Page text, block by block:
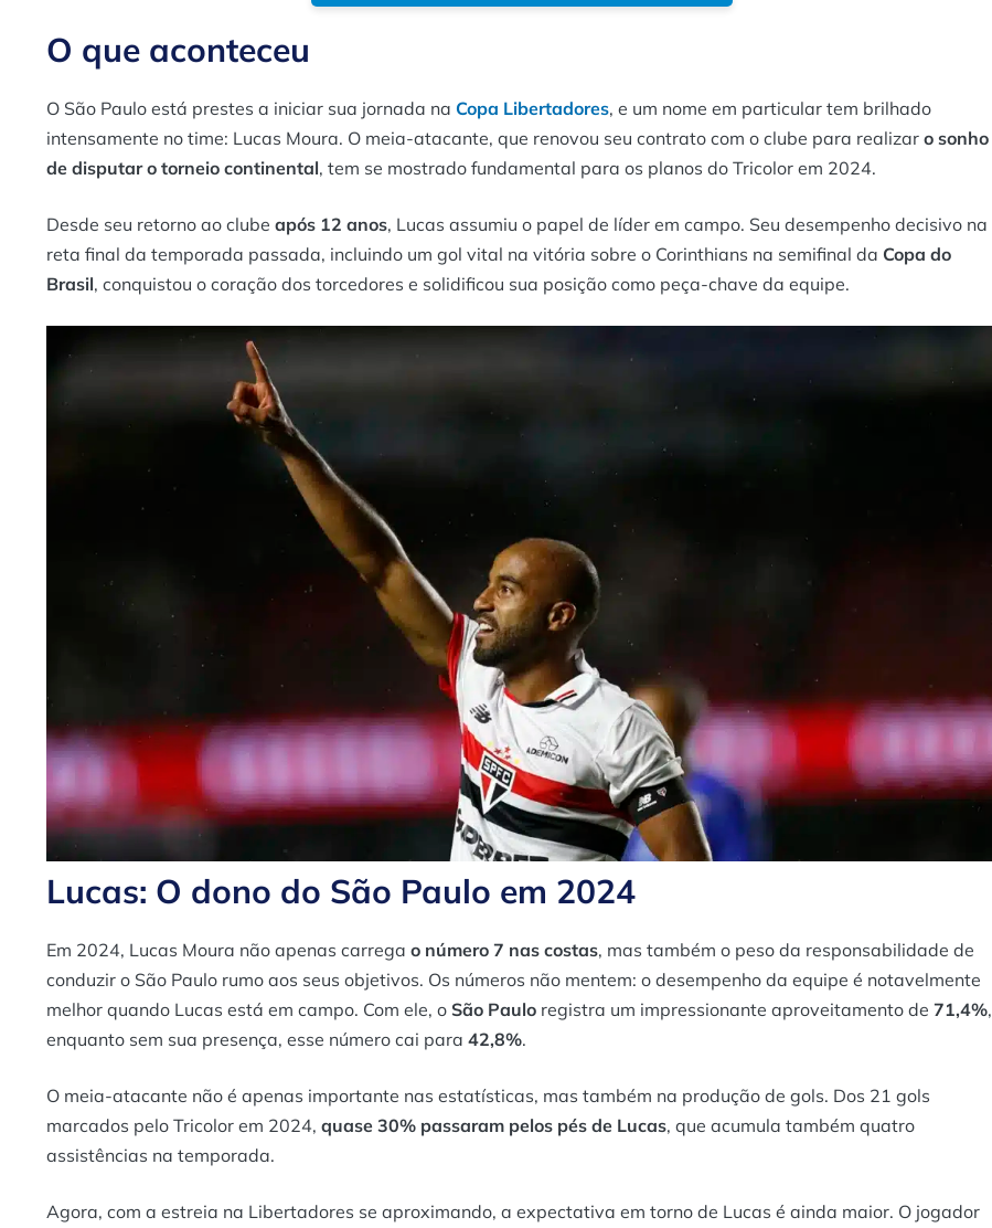
O que aconteceu
O São Paulo está prestes a iniciar sua jornada na Copa Libertadores, e um nome em particular tem brilhado
intensamente no time: Lucas Moura. O meia-atacante, que renovou seu contrato com o clube para realizar o sonho
de disputar o torneio continental, tem se mostrado fundamental para os planos do Tricolor em 2024.
Desde seu retorno ao clube após 12 anos, Lucas assumiu o papel de líder em campo. Seu desempenho decisivo na
reta final da temporada passada, incluindo um gol vital na vitória sobre o Corinthians na semifinal da Copa do
Brasil, conquistou o coração dos torcedores e solidificou sua posição como peça-chave da equipe.
Lucas: O dono do São Paulo em 2024
Em 2024, Lucas Moura não apenas carrega o número 7 nas costas, mas também o peso da responsabilidade de
conduzir o São Paulo rumo aos seus objetivos. Os números não mentem: o desempenho da equipe é notavelmente
melhor quando Lucas está em campo. Com ele, o São Paulo registra um impressionante aproveitamento de 71,4%,
enquanto sem sua presença, esse número cai para 42,8%.
O meia-atacante não é apenas importante nas estatísticas, mas também na produção de gols. Dos 21 gols
marcados pelo Tricolor em 2024, quase 30% passaram pelos pés de Lucas, que acumula também quatro
assistências na temporada.
Agora, com a estreia na Libertadores se aproximando, a expectativa em torno de Lucas é ainda maior. O jogador